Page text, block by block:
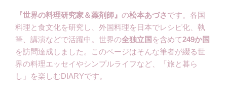
『世界の料理研究家＆薬剤師』 の松本あづさです。各国
料理と食文化を研究し、外国料理を日本でレシピ化、執
筆、講演などで活躍中。世界の全独立国 を含めて249か国
を訪問達成しました。このページはそんな筆者が綴る世
界の料理エッセイやシンプルライフなど、「旅と暮ら
し」を楽しむDIARYです。